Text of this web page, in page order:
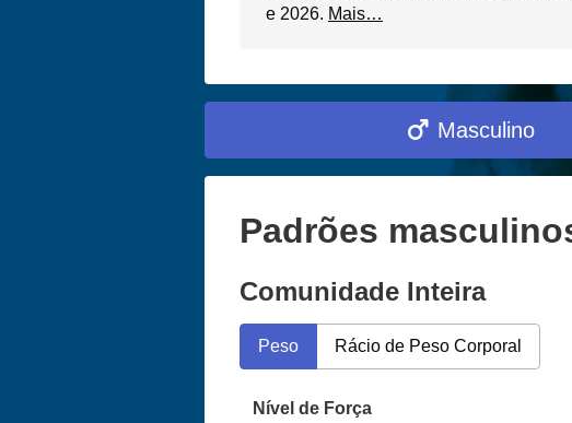
e 2026. Mais…
Masculino
Padrões
Comunidade Inteira
Peso Rácio de Peso Corporal
Nível de Força